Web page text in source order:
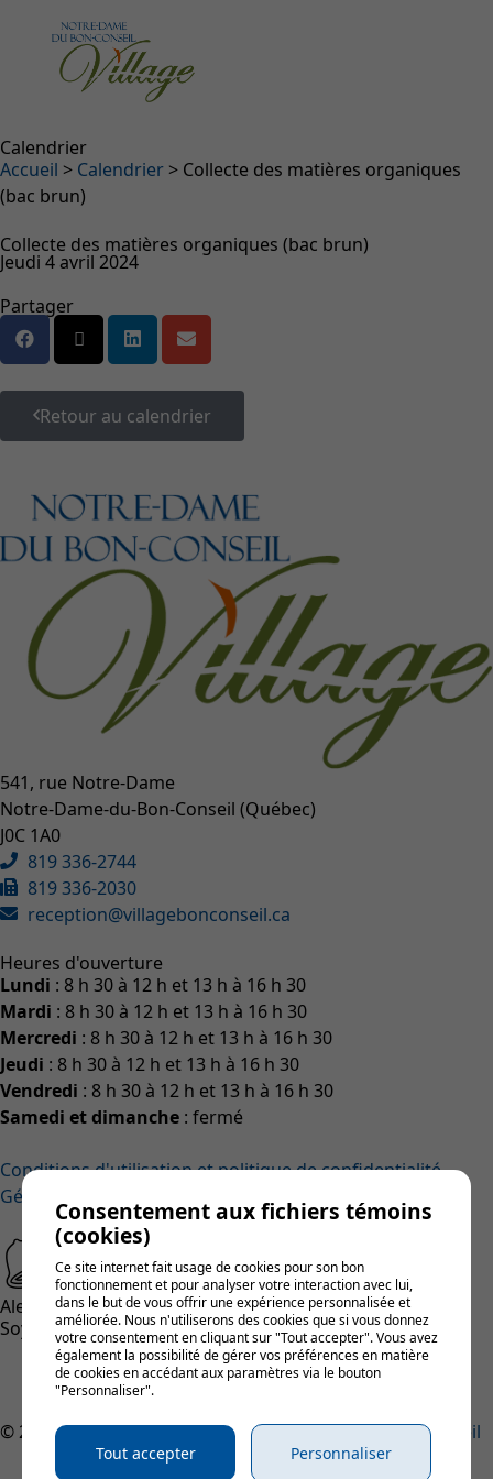
Calendrier
Fil d'Ariane
Accueil > Calendrier > Collecte des matières organiques
(bac brun)
Collecte des matières organiques (bac brun)
Jeudi 4 avril 2024
Partager
Retour au calendrier
541, rue Notre-Dame
Notre-Dame-du-Bon-Conseil (Québec)
J0C 1A0
819 336-2744
819 336-2030
reception@villagebonconseil.ca
Heures d'ouverture
Lundi : 8 h 30 à 12 h et 13 h à 16 h 30
Mardi : 8 h 30 à 12 h et 13 h à 16 h 30
Mercredi : 8 h 30 à 12 h et 13 h à 16 h 30
Jeudi : 8 h 30 à 12 h et 13 h à 16 h 30
Vendredi : 8 h 30 à 12 h et 13 h à 16 h 30
Samedi et dimanche : fermé
Conditions d'utilisation et politique de confidentialité
Gérer mes témoins (cookies)
Alertes municipales
Soyez le premier informé !
S'inscrire aux alertes
© 2026, Tous droits réservés, Notre-Dame-du-Bon-Conseil
Consentement aux fichiers témoins
(cookies)
Ce site internet fait usage de cookies pour son bon
fonctionnement et pour analyser votre interaction avec lui,
dans le but de vous offrir une expérience personnalisée et
améliorée. Nous n'utiliserons des cookies que si vous donnez
votre consentement en cliquant sur "Tout accepter". Vous avez
également la possibilité de gérer vos préférences en matière
de cookies en accédant aux paramètres via le bouton
"Personnaliser".
Tout accepter Personnaliser